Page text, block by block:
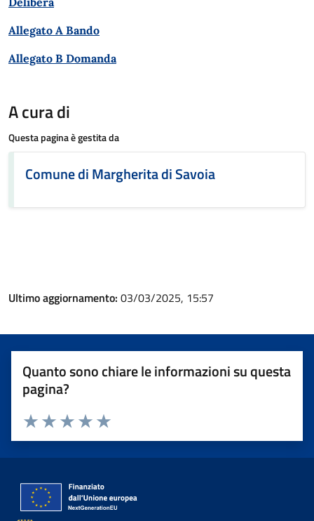
Allegato A Bando
Allegato B Domanda
A cura di
Questa pagina è gestita da
Comune di Margherita di Savoia
Ultimo aggiornamento: 03/03/2025, 15:57
Quanto sono chiare le informazioni su questa
pagina?
Valuta 5 stelle su 5
Valuta 4 stelle su 5
Valuta 3 stelle su 5
Valuta 2 stelle su 5
Valuta 1 stelle su 5